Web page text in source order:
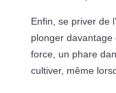
Enfin, se priver de
plonger davantage
force, un phare
cultiver, même